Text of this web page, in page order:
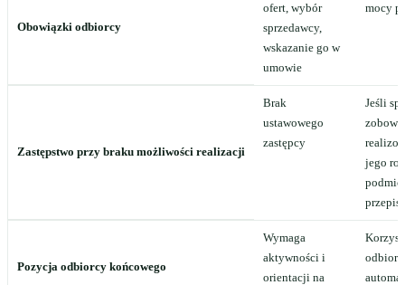
Obowiązki odbiorcy
ofert, wybór
sprzedawcy,
wskazanie go w
umowie
mocy
Zastępstwo przy braku możliwości realizacji
Brak
ustawowego
zastępcy
Jeśli
jego
Pozycja odbiorcy końcowego
Wymaga
aktywności i
orientacji na